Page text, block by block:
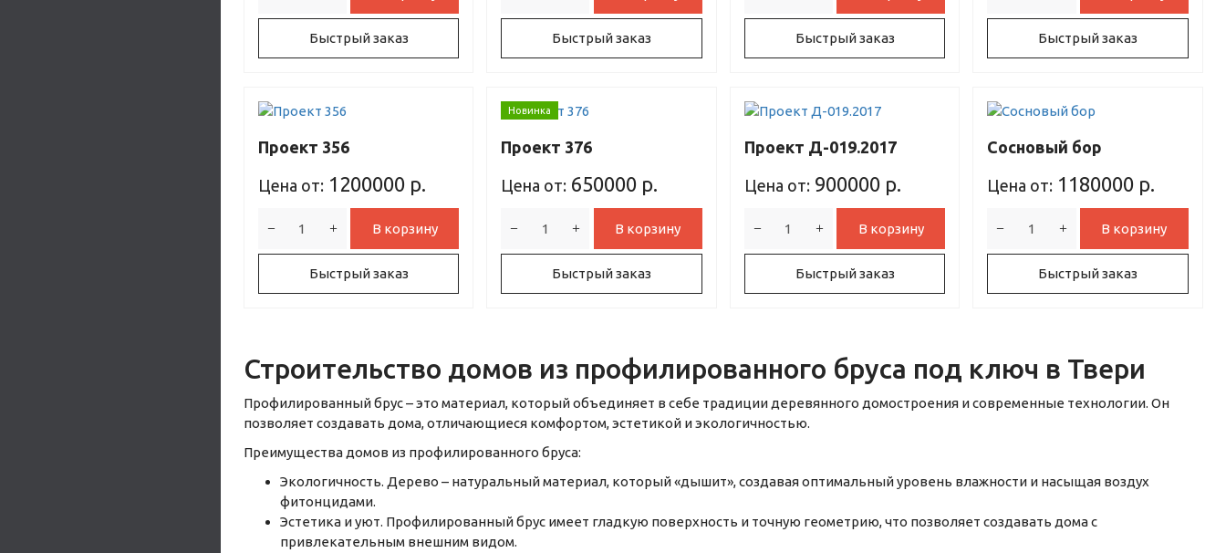
Быстрый заказ Быстрый заказ Быстрый заказ Быстрый заказ
Проект 356
Цена от: 1200000 р.
В корзину
Быстрый заказ
Новинка
Проект 376
Цена от: 650000 р.
В корзину
Быстрый заказ
Проект Д-019.2017
Цена от: 900000 р.
В корзину
Быстрый заказ
Сосновый бор
Цена от: 1180000 р.
В корзину
Быстрый заказ
Строительство домов из профилированного бруса под ключ в Твери
Профилированный брус – это материал, который объединяет в себе традиции деревянного домостроения и современные технологии. Он
позволяет создавать дома, отличающиеся комфортом, эстетикой и экологичностью.
Преимущества домов из профилированного бруса:
Экологичность. Дерево – натуральный материал, который «дышит», создавая оптимальный уровень влажности и насыщая воздух
фитонцидами.
Эстетика и уют. Профилированный брус имеет гладкую поверхность и точную геометрию, что позволяет создавать дома с
привлекательным внешним видом.